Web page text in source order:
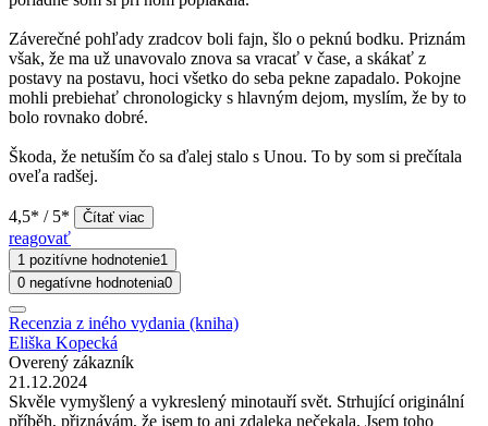
Záverečné pohľady zradcov boli fajn, šlo o peknú bodku. Priznám
však, že ma už unavovalo znova sa vracať v čase, a skákať z
postavy na postavu, hoci všetko do seba pekne zapadalo. Pokojne
mohli prebiehať chronologicky s hlavným dejom, myslím, že by to
bolo rovnako dobré.
Škoda, že netuším čo sa ďalej stalo s Unou. To by som si prečítala
oveľa radšej.
4,5* / 5* Čítať viac
reagovať
1 pozitívne hodnotenie1
0 negatívne hodnotenia0
Recenzia z iného vydania (kniha)
Eliška Kopecká
Overený zákazník
21.12.2024
Skvěle vymyšlený a vykreslený minotauří svět. Strhující originální
příběh, přiznávám, že jsem to ani zdaleka nečekala. Jsem toho